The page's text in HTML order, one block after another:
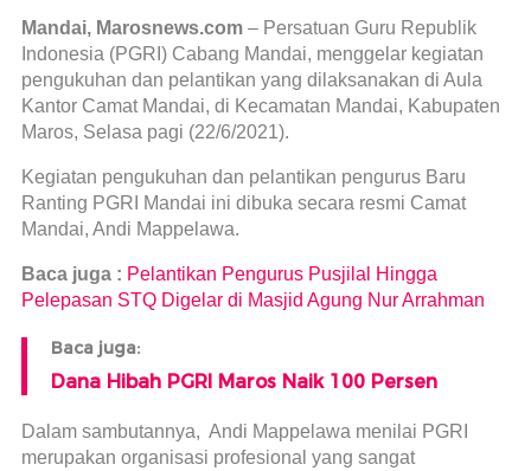
Mandai, Marosnews.com – Persatuan Guru Republik
Indonesia (PGRI) Cabang Mandai, menggelar kegiatan
pengukuhan dan pelantikan yang dilaksanakan di Aula
Kantor Camat Mandai, di Kecamatan Mandai, Kabupaten
Maros, Selasa pagi (22/6/2021).
Kegiatan pengukuhan dan pelantikan pengurus Baru
Ranting PGRI Mandai ini dibuka secara resmi Camat
Mandai, Andi Mappelawa.
Baca juga : Pelantikan Pengurus Pusjilal Hingga
Pelepasan STQ Digelar di Masjid Agung Nur Arrahman
Baca juga:
Dana Hibah PGRI Maros Naik 100 Persen
Dalam sambutannya, Andi Mappelawa menilai PGRI
merupakan organisasi profesional yang sangat